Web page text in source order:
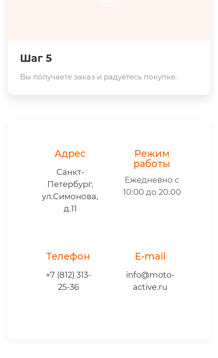
Шаг 5
Вы получаете заказ и радуетесь покупке.
Адрес
Санкт-
Петербург,
ул.Симонова,
д.11
Режим
работы
Ежедневно с
10:00 до 20:00
Телефон
+7 (812) 313-
25-36
E-mail
info@moto-
active.ru